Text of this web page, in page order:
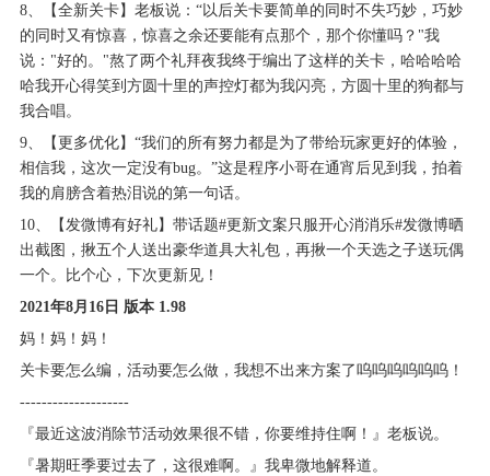
8、【全新关卡】老板说：“以后关卡要简单的同时不失巧妙，巧妙
的同时又有惊喜，惊喜之余还要能有点那个，那个你懂吗？"我
说："好的。"熬了两个礼拜夜我终于编出了这样的关卡，哈哈哈哈
哈我开心得笑到方圆十里的声控灯都为我闪亮，方圆十里的狗都与
我合唱。
9、【更多优化】“我们的所有努力都是为了带给玩家更好的体验，
相信我，这次一定没有bug。”这是程序小哥在通宵后见到我，拍着
我的肩膀含着热泪说的第一句话。
10、【发微博有好礼】带话题#更新文案只服开心消消乐#发微博晒
出截图，揪五个人送出豪华道具大礼包，再揪一个天选之子送玩偶
一个。比个心，下次更新见！
2021年8月16日 版本 1.98
妈！妈！妈！
关卡要怎么编，活动要怎么做，我想不出来方案了呜呜呜呜呜呜！
--------------------
『最近这波消除节活动效果很不错，你要维持住啊！』老板说。
『暑期旺季要过去了，这很难啊。』我卑微地解释道。